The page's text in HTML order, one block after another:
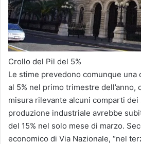
Crollo del Pil del 5%
Le stime prevedono comunque una
al 5% nel primo trimestre dell’anno,
misura rilevante alcuni comparti dei
produzione industriale avrebbe
del 15% nel solo mese di marzo.
economico di Via Nazionale, “nel